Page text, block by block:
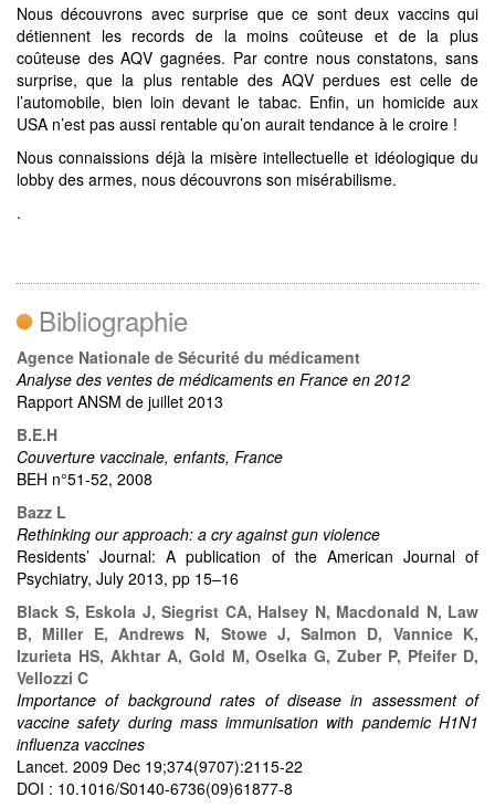
Nous découvrons avec surprise que ce sont deux vaccins qui
détiennent les records de la moins coûteuse et de la plus
coûteuse des AQV gagnées. Par contre nous constatons, sans
surprise, que la plus rentable des AQV perdues est celle de
l’automobile, bien loin devant le tabac. Enfin, un homicide aux
USA n’est pas aussi rentable qu’on aurait tendance à le croire !
Nous connaissions déjà la misère intellectuelle et idéologique du
lobby des armes, nous découvrons son misérabilisme.
.
Bibliographie
Agence Nationale de Sécurité du médicament
Analyse des ventes de médicaments en France en 2012
Rapport ANSM de juillet 2013
B.E.H
Couverture vaccinale, enfants, France
BEH n°51-52, 2008
Bazz L
Rethinking our approach: a cry against gun violence
Residents’ Journal: A publication of the American Journal of
Psychiatry, July 2013, pp 15–16
Black S, Eskola J, Siegrist CA, Halsey N, Macdonald N, Law
B, Miller E, Andrews N, Stowe J, Salmon D, Vannice K,
Izurieta HS, Akhtar A, Gold M, Oselka G, Zuber P, Pfeifer D,
Vellozzi C
Importance of background rates of disease in assessment of
vaccine safety during mass immunisation with pandemic H1N1
influenza vaccines
Lancet. 2009 Dec 19;374(9707):2115-22
DOI : 10.1016/S0140-6736(09)61877-8